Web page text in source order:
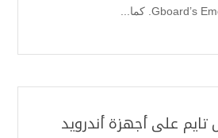
على أجهزة أندرويد